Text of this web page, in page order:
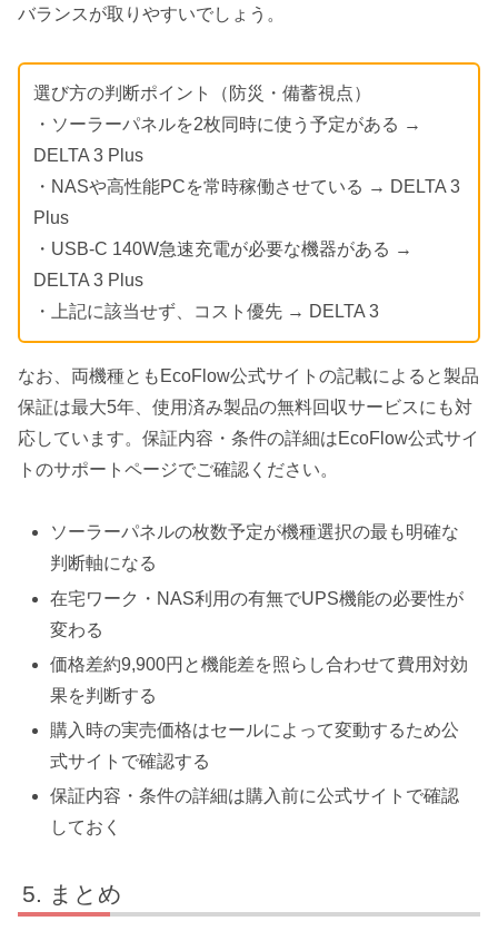
バランスが取りやすいでしょう。
選び方の判断ポイント（防災・備蓄視点）
・ソーラーパネルを2枚同時に使う予定がある →
DELTA 3 Plus
・NASや高性能PCを常時稼働させている → DELTA 3
Plus
・USB-C 140W急速充電が必要な機器がある →
DELTA 3 Plus
・上記に該当せず、コスト優先 → DELTA 3
なお、両機種ともEcoFlow公式サイトの記載によると製品
保証は最大5年、使用済み製品の無料回収サービスにも対
応しています。保証内容・条件の詳細はEcoFlow公式サイ
トのサポートページでご確認ください。
ソーラーパネルの枚数予定が機種選択の最も明確な
判断軸になる
在宅ワーク・NAS利用の有無でUPS機能の必要性が
変わる
価格差約9,900円と機能差を照らし合わせて費用対効
果を判断する
購入時の実売価格はセールによって変動するため公
式サイトで確認する
保証内容・条件の詳細は購入前に公式サイトで確認
しておく
まとめ